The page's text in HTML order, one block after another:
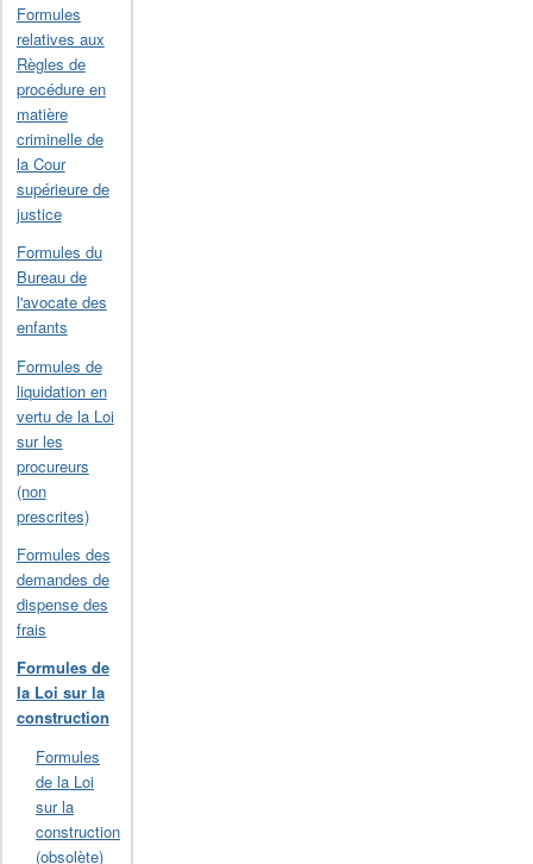
Formules
relatives aux
Règles de
procédure en
matière
criminelle de
la Cour
supérieure de
justice
Formules du
Bureau de
l'avocate des
enfants
Formules de
liquidation en
vertu de la Loi
sur les
procureurs
(non
prescrites)
Formules des
demandes de
dispense des
frais
Formules de
la Loi sur la
construction
Formules
de la Loi
sur la
construction
(obsolète)